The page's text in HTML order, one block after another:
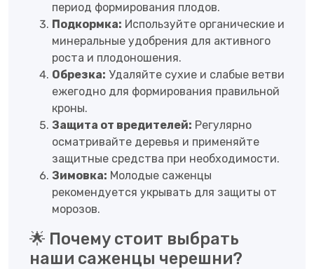
период формирования плодов.
Подкормка: Используйте органические и
минеральные удобрения для активного
роста и плодоношения.
Обрезка: Удаляйте сухие и слабые ветви
ежегодно для формирования правильной
кроны.
Защита от вредителей: Регулярно
осматривайте деревья и применяйте
защитные средства при необходимости.
Зимовка: Молодые саженцы
рекомендуется укрывать для защиты от
морозов.
🌟 Почему стоит выбрать
наши саженцы черешни?